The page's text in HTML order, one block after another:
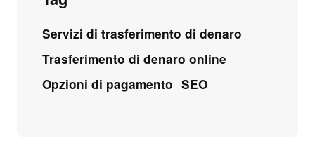
Servizi di trasferimento di denaro
Trasferimento di denaro online
Opzioni di pagamento SEO